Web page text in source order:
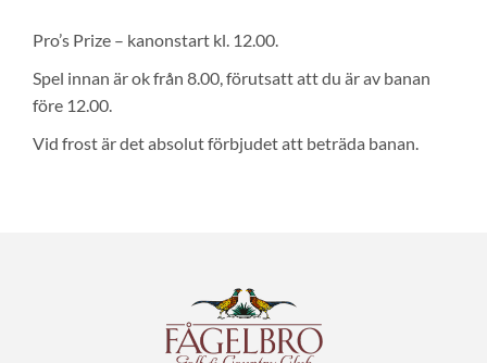
Pro’s Prize – kanonstart kl. 12.00.
Spel innan är ok från 8.00, förutsatt att du är av banan
före 12.00.
Vid frost är det absolut förbjudet att beträda banan.